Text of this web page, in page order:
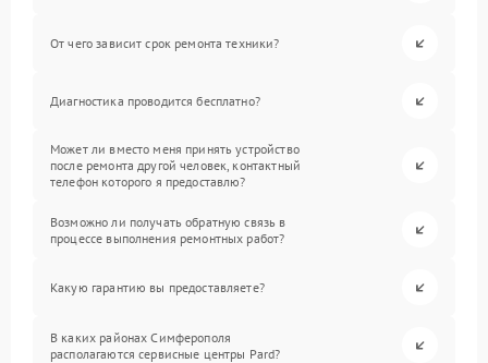
От чего зависит срок ремонта техники?
Диагностика проводится бесплатно?
Может ли вместо меня принять устройство
после ремонта другой человек, контактный
телефон которого я предоставлю?
Возможно ли получать обратную связь в
процессе выполнения ремонтных работ?
Какую гарантию вы предоставляете?
В каких районах Симферополя
располагаются сервисные центры Pard?